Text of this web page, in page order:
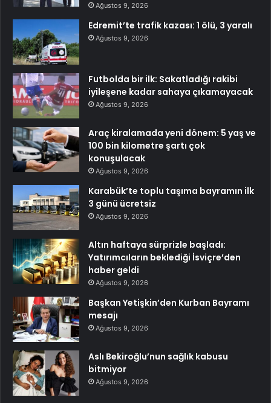
Ağustos 9, 2026
Edremit’te trafik kazası: 1 ölü, 3 yaralı
Ağustos 9, 2026
Futbolda bir ilk: Sakatladığı rakibi
iyileşene kadar sahaya çıkamayacak
Ağustos 9, 2026
Araç kiralamada yeni dönem: 5 yaş ve
100 bin kilometre şartı çok
konuşulacak
Ağustos 9, 2026
Karabük’te toplu taşıma bayramın ilk
3 günü ücretsiz
Ağustos 9, 2026
Altın haftaya sürprizle başladı:
Yatırımcıların beklediği İsviçre’den
haber geldi
Ağustos 9, 2026
Başkan Yetişkin’den Kurban Bayramı
mesajı
Ağustos 9, 2026
Aslı Bekiroğlu’nun sağlık kabusu
bitmiyor
Ağustos 9, 2026